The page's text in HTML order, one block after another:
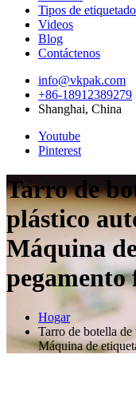
Tipos de etiquetado
Videos
Blog
Contáctenos
info@vkpak.com
+86-18912389279
Shanghai, China
Youtube
Pinterest
Tarro de
plástico
Máquina
pegamento
Hogar
Tarro de botella
Máquina de